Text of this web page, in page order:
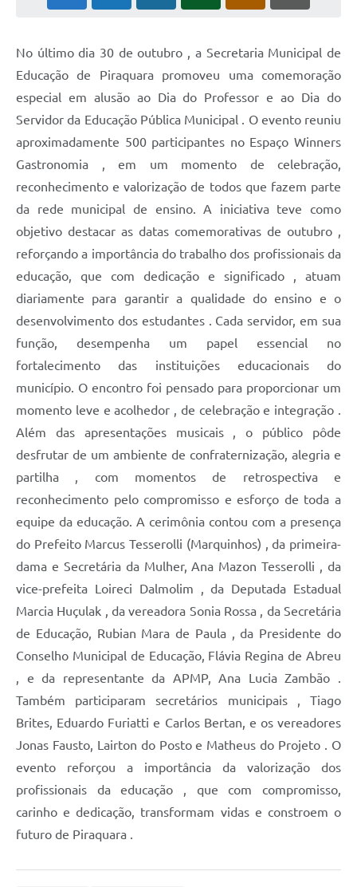
No último dia 30 de outubro , a Secretaria Municipal de
Educação de Piraquara promoveu uma comemoração
especial em alusão ao Dia do Professor e ao Dia do
Servidor da Educação Pública Municipal . O evento reuniu
aproximadamente 500 participantes no Espaço Winners
Gastronomia , em um momento de celebração,
reconhecimento e valorização de todos que fazem parte
da rede municipal de ensino. A iniciativa teve como
objetivo destacar as datas comemorativas de outubro ,
reforçando a importância do trabalho dos profissionais da
educação, que com dedicação e significado , atuam
diariamente para garantir a qualidade do ensino e o
desenvolvimento dos estudantes . Cada servidor, em sua
função, desempenha um papel essencial no
fortalecimento das instituições educacionais do
município. O encontro foi pensado para proporcionar um
momento leve e acolhedor , de celebração e integração .
Além das apresentações musicais , o público pôde
desfrutar de um ambiente de confraternização, alegria e
partilha , com momentos de retrospectiva e
reconhecimento pelo compromisso e esforço de toda a
equipe da educação. A cerimônia contou com a presença
do Prefeito Marcus Tesserolli (Marquinhos) , da primeira-
dama e Secretária da Mulher, Ana Mazon Tesserolli , da
vice-prefeita Loireci Dalmolim , da Deputada Estadual
Marcia Huçulak , da vereadora Sonia Rossa , da Secretária
de Educação, Rubian Mara de Paula , da Presidente do
Conselho Municipal de Educação, Flávia Regina de Abreu
, e da representante da APMP, Ana Lucia Zambão .
Também participaram secretários municipais , Tiago
Brites, Eduardo Furiatti e Carlos Bertan, e os vereadores
Jonas Fausto, Lairton do Posto e Matheus do Projeto . O
evento reforçou a importância da valorização dos
profissionais da educação , que com compromisso,
carinho e dedicação, transformam vidas e constroem o
futuro de Piraquara .